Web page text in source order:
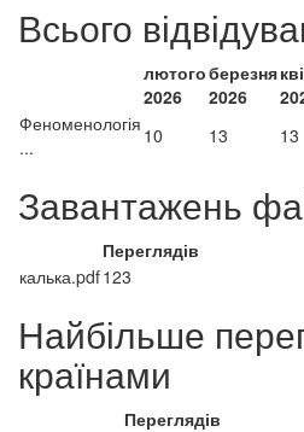
Всього
лютого
2026
березня
2026
Феноменологія
...
10 13 13
Завантажень
Переглядів
калька.pdf123
Найбільше
країнами
Переглядів